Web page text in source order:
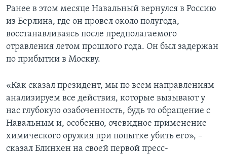
Ранее в этом месяце Навальный вернулся в Россию
из Берлина, где он провел около полугода,
восстанавливаясь после предполагаемого
отравления летом прошлого года. Он был задержан
по прибытии в Москву.
«Как сказал президент, мы по всем направлениям
анализируем все действия, которые вызывают у
нас глубокую озабоченность, будь то обращение с
Навальным и, особенно, очевидное применение
химического оружия при попытке убить его», –
сказал Блинкен на своей первой пресс-